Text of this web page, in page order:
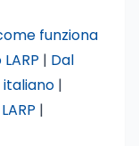
funziona
| Dal
italiano |
|